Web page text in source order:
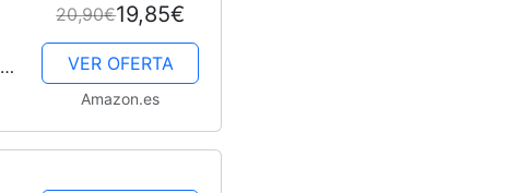
20,90€19,85€
VER OFERTA
Amazon.es